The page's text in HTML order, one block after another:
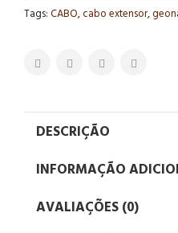
Tags:CABO,cabo extensor,
DESCRIÇÃO
INFORMAÇÃO
AVALIAÇÕES (0)